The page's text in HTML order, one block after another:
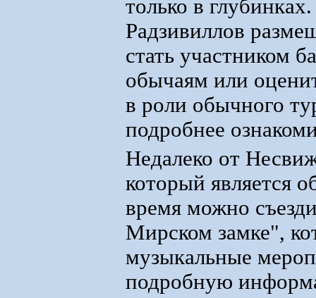
только в
Радзивиллов
стать участником
обычаям или
в роли обычного
подробнее
Недалеко от
который является
время можно
Мирском замке",
музыкальные
подробную